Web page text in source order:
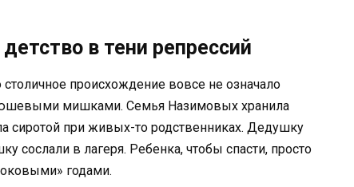
в тени репрессий
происхождение вовсе не означало
мишками. Семья Назимовых хранила
при живых-то родственниках. Дедушку
сослали в лагеря. Ребенка, чтобы спасти, просто
годами.